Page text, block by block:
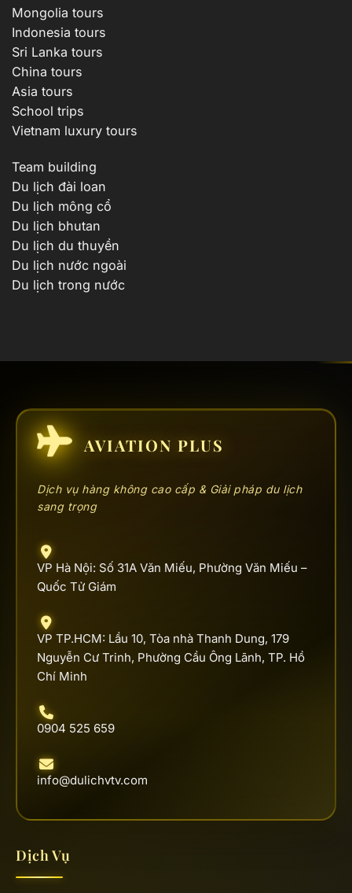
Mongolia tours
Indonesia tours
Sri Lanka tours
China tours
Asia tours
School trips
Vietnam luxury tours
Team building
Du lịch đài loan
Du lịch mông cổ
Du lịch bhutan
Du lịch du thuyền
Du lịch nước ngoài
Du lịch trong nước
AVIATION PLUS
Dịch vụ hàng không cao cấp & Giải pháp du lịch
sang trọng
VP Hà Nội: Số 31A Văn Miếu, Phường Văn Miếu –
Quốc Tử Giám
VP TP.HCM: Lầu 10, Tòa nhà Thanh Dung, 179
Nguyễn Cư Trinh, Phường Cầu Ông Lãnh, TP. Hồ
Chí Minh
0904 525 659
info@dulichvtv.com
Dịch Vụ